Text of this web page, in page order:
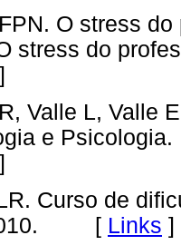
O stress
stress do
]
Valle L, Valle
e
]
Curso de
2010. [ Links ]